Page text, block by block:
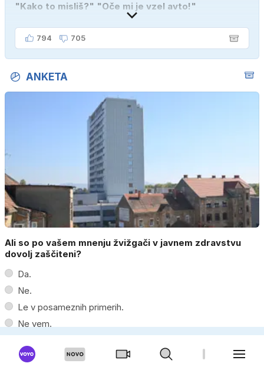
"Kako to misliš?" "Oče mi je vzel avto!"
794 705
ANKETA
Ali so po vašem mnenju žvižgači v javnem zdravstvu
dovolj zaščiteni?
Da.
Ne.
Le v posameznih primerih.
Ne vem.
Moški Ženska